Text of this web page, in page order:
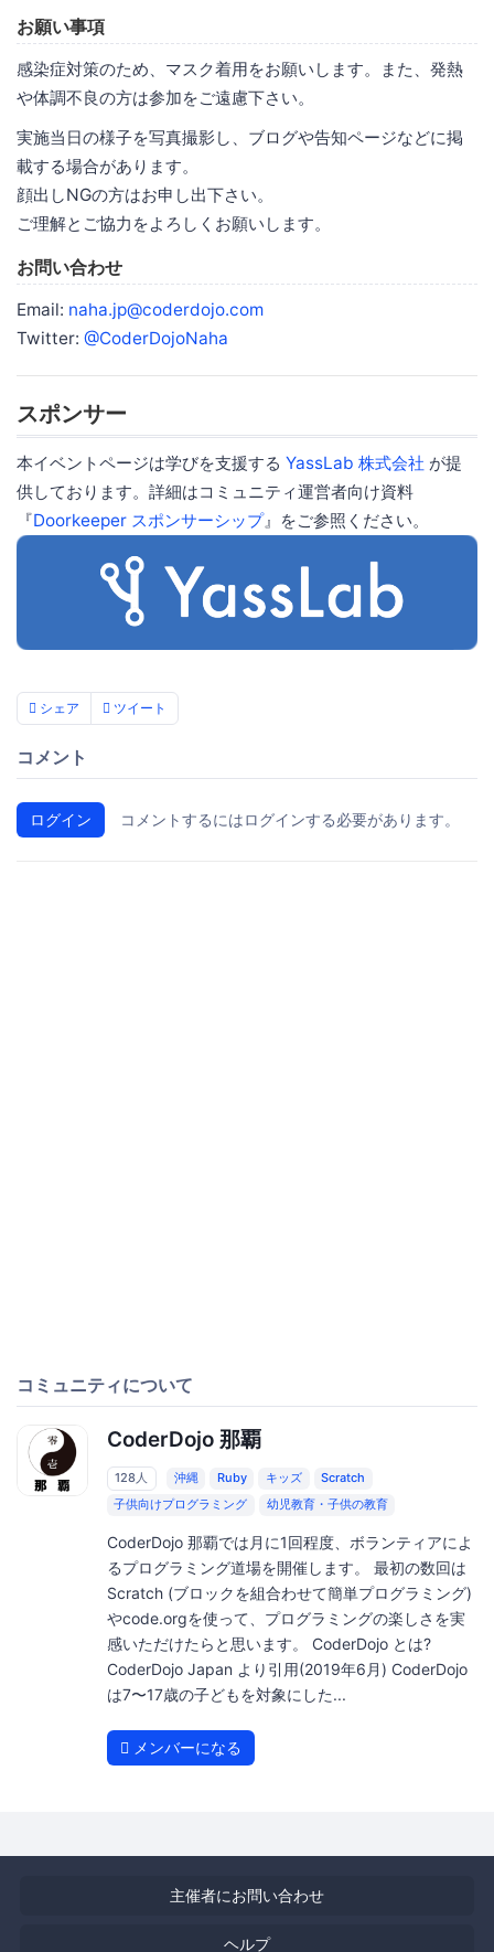
お願い事項
感染症対策のため、マスク着用をお願いします。また、発熱
や体調不良の方は参加をご遠慮下さい。
実施当日の様子を写真撮影し、ブログや告知ページなどに掲
載する場合があります。
顔出しNGの方はお申し出下さい。
ご理解とご協力をよろしくお願いします。
お問い合わせ
Email: naha.jp@coderdojo.com
Twitter: @CoderDojoNaha
スポンサー
本イベントページは学びを支援する YassLab 株式会社 が提
供しております。詳細はコミュニティ運営者向け資料
『Doorkeeper スポンサーシップ』をご参照ください。
シェア ツイート
コメント
ログイン コメントするにはログインする必要があります。
コミュニティについて
CoderDojo 那覇
128人 沖縄 Ruby キッズ
Scratch
子供向けプログラミング
幼児教育・子供の教育
CoderDojo 那覇では月に1回程度、ボランティアによ
るプログラミング道場を開催します。 最初の数回は
Scratch (ブロックを組合わせて簡単プログラミング)
やcode.orgを使って、プログラミングの楽しさを実
感いただけたらと思います。 CoderDojo とは?
CoderDojo Japan より引用(2019年6月) CoderDojo
は7〜17歳の子どもを対象にした...
メンバーになる
主催者にお問い合わせ
ヘルプ